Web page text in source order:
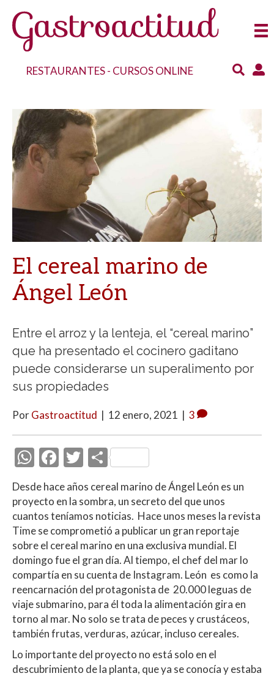
RESTAURANTES- CURSOS ONLINE
El cereal marino de
Ángel León
Entre el arroz y la lenteja, el “cereal marino”
que ha presentado el cocinero gaditano
puede considerarse un superalimento por
sus propiedades
PorGastroactitud | 12 enero, 2021 | 3
W
h
at
s
A
p
p
F
ac
e
b
o
o
k
T
itt
er
C
o
m
p
ar
ti
r
Desde hace años cereal marino de Ángel León es un
proyecto en la sombra, un secreto del que unos
cuantos teníamos noticias. Hace unos meses la revista
Time se comprometió a publicar un gran reportaje
sobre el cereal marino en una exclusiva mundial. El
domingo fue el gran día. Al tiempo, el chef del mar lo
compartía en su cuenta de Instagram. León es como la
reencarnación del protagonista de 20.000 leguas de
viaje submarino, para él toda la alimentación gira en
torno al mar. No solo se trata de peces y crustáceos,
también frutas, verduras, azúcar, incluso cereales.
Lo importante del proyecto no está solo en el
descubrimiento de la planta, que ya se conocía y estaba